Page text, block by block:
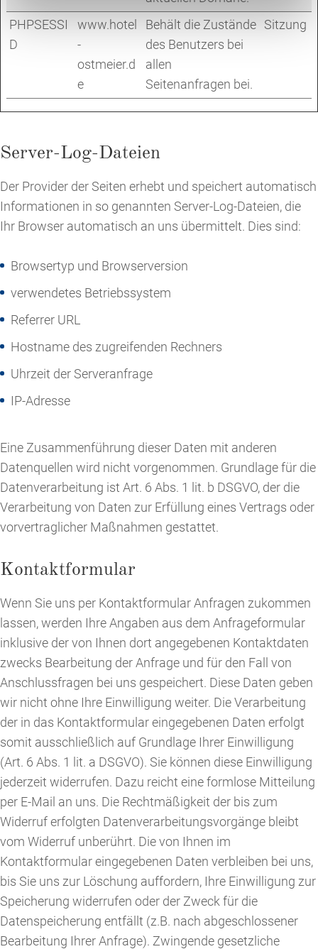
PHPSESSI
D
www.hotel
-
ostmeier.d
e
Behält die Zustände
des Benutzers bei
allen
Seitenanfragen bei.
Sitzung
Server-Log-Dateien
Der Provider der Seiten erhebt und speichert automatisch
Informationen in so genannten Server-Log-Dateien, die
Ihr Browser automatisch an uns übermittelt. Dies sind:
Browsertyp und Browserversion
verwendetes Betriebssystem
Referrer URL
Hostname des zugreifenden Rechners
Uhrzeit der Serveranfrage
IP-Adresse
Eine Zusammenführung dieser Daten mit anderen
Datenquellen wird nicht vorgenommen. Grundlage für die
Datenverarbeitung ist Art. 6 Abs. 1 lit. b DSGVO, der die
Verarbeitung von Daten zur Erfüllung eines Vertrags oder
vorvertraglicher Maßnahmen gestattet.
Kontaktformular
Wenn Sie uns per Kontaktformular Anfragen zukommen
lassen, werden Ihre Angaben aus dem Anfrageformular
inklusive der von Ihnen dort angegebenen Kontaktdaten
zwecks Bearbeitung der Anfrage und für den Fall von
Anschlussfragen bei uns gespeichert. Diese Daten geben
wir nicht ohne Ihre Einwilligung weiter. Die Verarbeitung
der in das Kontaktformular eingegebenen Daten erfolgt
somit ausschließlich auf Grundlage Ihrer Einwilligung
(Art. 6 Abs. 1 lit. a DSGVO). Sie können diese Einwilligung
jederzeit widerrufen. Dazu reicht eine formlose Mitteilung
per E-Mail an uns. Die Rechtmäßigkeit der bis zum
Widerruf erfolgten Datenverarbeitungsvorgänge bleibt
vom Widerruf unberührt. Die von Ihnen im
Kontaktformular eingegebenen Daten verbleiben bei uns,
bis Sie uns zur Löschung auffordern, Ihre Einwilligung zur
Speicherung widerrufen oder der Zweck für die
Datenspeicherung entfällt (z.B. nach abgeschlossener
Bearbeitung Ihrer Anfrage). Zwingende gesetzliche